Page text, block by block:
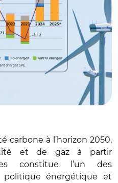
carbone à l’horizon 2050,
et de gaz à partir
constitue l’un des
énergétique et